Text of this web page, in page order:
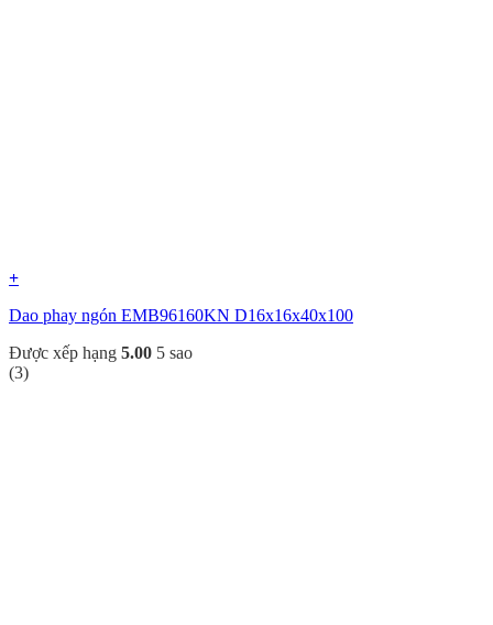
+
Dao phay ngón EMB96160KN D16x16x40x100
Được xếp hạng 5.00 5 sao
(3)